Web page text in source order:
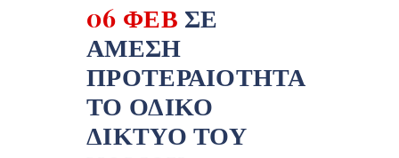
06 ΦΕΒ ΣΕ
ΆΜΕΣΗ
ΠΡΟΤΕΡΑΙΌΤΗΤΑ
ΤΟ ΟΔΙΚΌ
ΔΊΚΤΥΟ ΤΟΥ